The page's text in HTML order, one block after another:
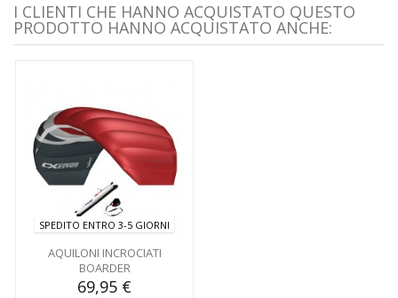
I CLIENTI CHE HANNO ACQUISTATO QUESTO
PRODOTTO HANNO ACQUISTATO ANCHE:
SPEDITO ENTRO 3-5 GIORNI
AQUILONI INCROCIATI
BOARDER
69,95 €